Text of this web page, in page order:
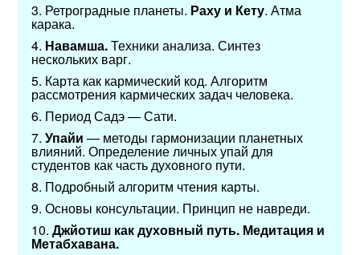
3.​ Ретроградные планеты. Раху и Кету. Атма
карака.
4.​ Навамша.Техники анализа. Синтез
нескольких варг.
5.​ Карта как кармический код. Алгоритм
рассмотрения кармических задач человека.
6.​ Период Садэ — Сати.
7.​Упайи — методы гармонизации планетных
влияний. Определение личных упай для
студентов как часть духовного пути.
8.​ Подробный алгоритм чтения карты.
9.​ Основы консультации. Принцип не навреди.
10.​Джйотиш как духовный путь. Медитация и
Метабхавана.